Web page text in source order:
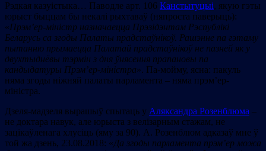
Рэдкая казуістыка… Паводле арт. 106 Канстытуцыі, якую гэты
юрыст быццам бы некалі рыхтаваў (няпроста паверыць):
«Прэм’ер-міністр назначаецца Прэзідэнтам Рэспублікі
Беларусь са згоды Палаты прадстаўнікоў. Рашэнне па гэтаму
пытанню прымаецца Палатай прадстаўнікоў не пазней як у
двухтыднёвы тэрмін з дня ўнясення прапановы па
кандыдатуры Прэм’ер-міністра». Па-мойму, ясна: пакуль
няма згоды ніжняй палаты парламента – няма прэм’ер-
міністра.
Дзеля-мадзеля вырашыў спытаць у Аляксандра Розенблюма –
не доктара навук, але юрыста з велізарным стажам, не
зацікаўленага хлусіць (яму за 90). А. Розенблюм адказаў мне ў
той жа дзень, 23.08.2018: «Да згоды парламента прэм’ер можа